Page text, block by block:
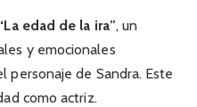
edad de la ira”, un
y emocionales
de Sandra. Este
como actriz.